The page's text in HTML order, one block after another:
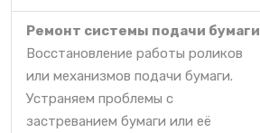
Ремонт системы подачи бумаги
Восстановление работы роликов
или механизмов подачи бумаги.
Устраняем проблемы с
застреванием бумаги или её